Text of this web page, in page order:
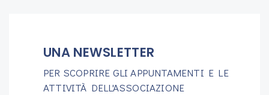
UNA NEWSLETTER
PER SCOPRIRE GLI APPUNTAMENTI E LE
ATTIVITÀ DELL'ASSOCIAZIONE